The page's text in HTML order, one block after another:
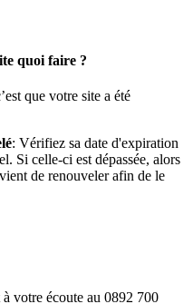
quoi faire ?
que votre site a été
: Vérifiez sa date d'expiration
Si celle-ci est dépassée, alors
de renouveler afin de le
votre écoute au 0892 700